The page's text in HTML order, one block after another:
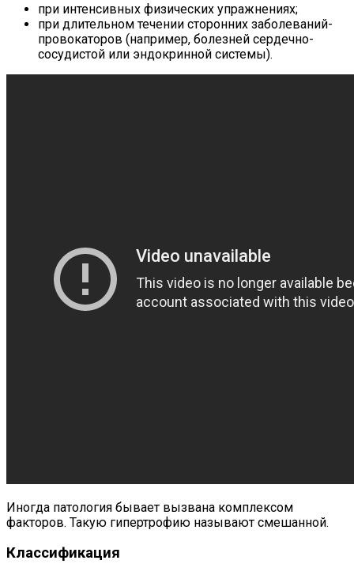
при интенсивных физических упражнениях;
при длительном течении сторонних заболеваний-
провокаторов (например, болезней сердечно-
сосудистой или эндокринной системы).
Иногда патология бывает вызвана комплексом
факторов. Такую гипертрофию называют смешанной.
Классификация